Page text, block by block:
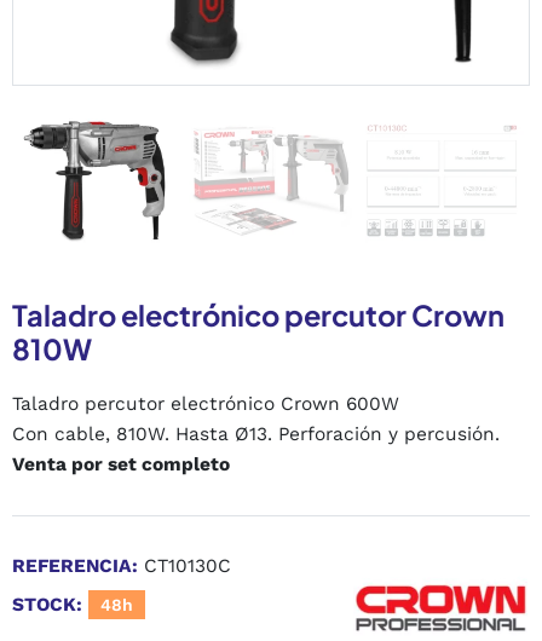
Taladro electrónico percutor Crown
810W
Taladro percutor electrónico Crown 600W
Con cable, 810W. Hasta Ø13. Perforación y percusión.
Venta por set completo
REFERENCIA: CT10130C
STOCK:
48h